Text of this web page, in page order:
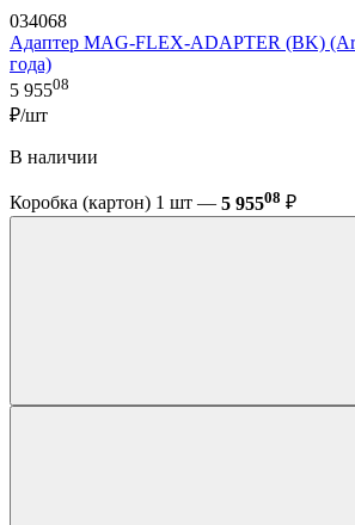
034068
Адаптер MAG-FLEX-ADAPTER (BK)
года)
5 95508
₽/шт
В наличии
Коробка (картон) 1 шт — 5 95508 ₽